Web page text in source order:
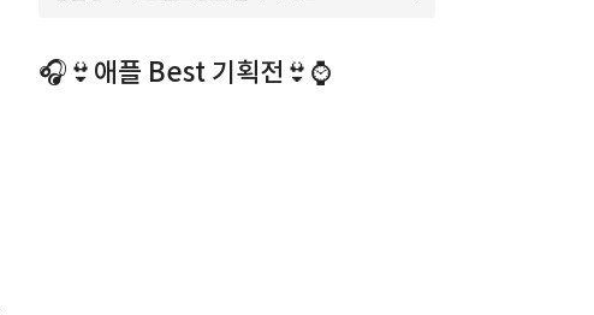
🎧👙애플 Best 기획전👙⌚️